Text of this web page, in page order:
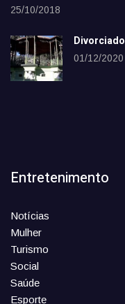
25/10/2018
01/12/2020
Entretenimento
Notícias
Mulher
Turismo
Social
Saúde
Esporte